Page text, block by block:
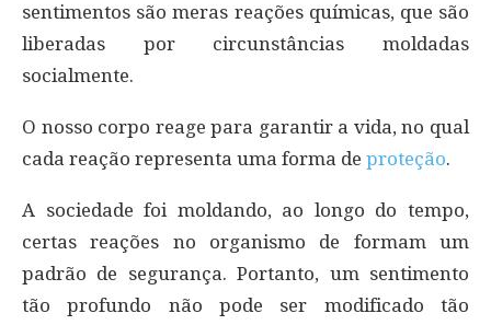
sentimentos são meras reações químicas, que são
liberadas por circunstâncias moldadas
socialmente.
O nosso corpo reage para garantir a vida, no qual
cada reação representa uma forma de proteção.
A sociedade foi moldando, ao longo do tempo,
certas reações no organismo de formam um
padrão de segurança. Portanto, um sentimento
tão profundo não pode ser modificado tão